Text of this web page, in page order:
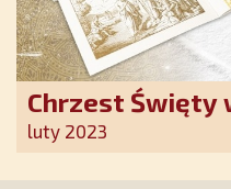
Chrzest Święty
wspólnoty
luty 2023